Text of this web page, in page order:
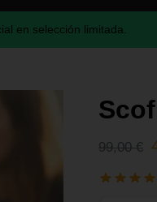
en selección limitada.
99,00€